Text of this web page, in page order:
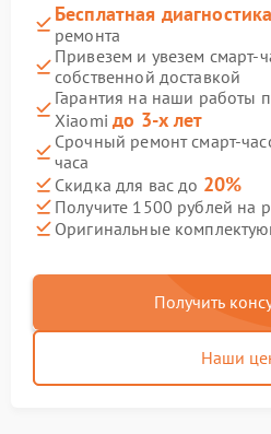
Бесплатная диагностика
ремонта
Привезем и увезем смарт-
собственной доставкой
Гарантия на наши работы
Xiaomiдо 3-х лет
Срочный ремонт смарт-
часа
Скидка для вас до 20%
Получите 1500 рублей на
Оригинальные
Получить
Наши